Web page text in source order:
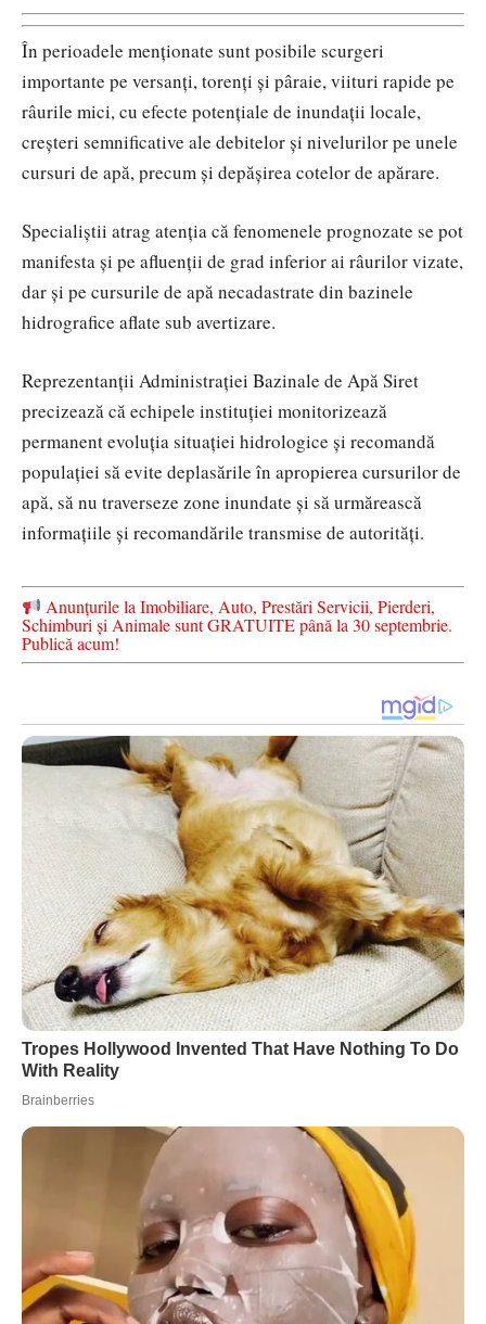
În perioadele menționate sunt posibile scurgeri
importante pe versanți, torenți și pâraie, viituri rapide pe
râurile mici, cu efecte potențiale de inundații locale,
creșteri semnificative ale debitelor și nivelurilor pe unele
cursuri de apă, precum și depășirea cotelor de apărare.
Specialiștii atrag atenția că fenomenele prognozate se pot
manifesta și pe afluenții de grad inferior ai râurilor vizate,
dar și pe cursurile de apă necadastrate din bazinele
hidrografice aflate sub avertizare.
Reprezentanții Administrației Bazinale de Apă Siret
precizează că echipele instituției monitorizează
permanent evoluția situației hidrologice și recomandă
populației să evite deplasările în apropierea cursurilor de
apă, să nu traverseze zone inundate și să urmărească
informațiile și recomandările transmise de autorități.
Anunțurile la Imobiliare, Auto, Prestări Servicii, Pierderi,
Schimburi și Animale sunt GRATUITE până la 30 septembrie.
Publică acum!